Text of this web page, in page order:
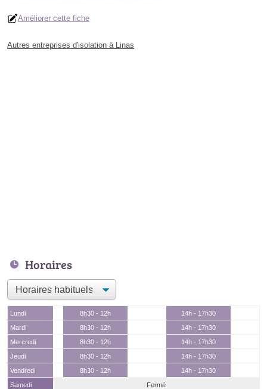
Améliorer cette fiche
Autres entreprises d'isolation à Linas
Horaires
Lundi 8h30 - 12h
14h - 17h30
Mardi
8h30 - 12h
14h - 17h30
Mercredi
8h30 - 12h
14h - 17h30
Jeudi
8h30 - 12h
14h - 17h30
Vendredi
8h30 - 12h
14h - 17h30
Samedi
Fermé